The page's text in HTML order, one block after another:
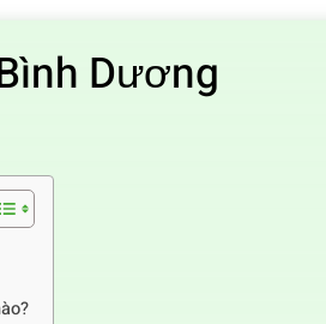
Dương